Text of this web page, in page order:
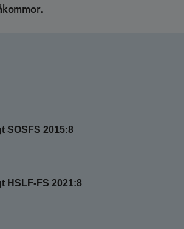
SOSFS 2015:8
HSLF-FS 2021:8